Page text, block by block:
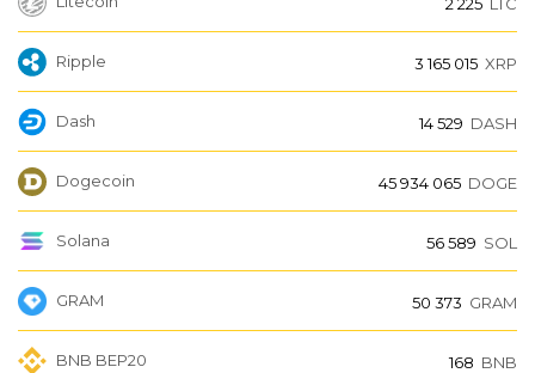
Ripple 3 165 015 XRP
Dash 14 529 DASH
Dogecoin 45 934 065 DOGE
Solana 56 589 SOL
GRAM 50 373 GRAM
BNB BEP20 168 BNB